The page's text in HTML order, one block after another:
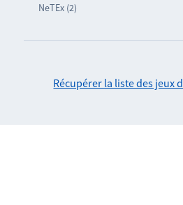
NeTEx (2)
Récupérer la liste des jeux